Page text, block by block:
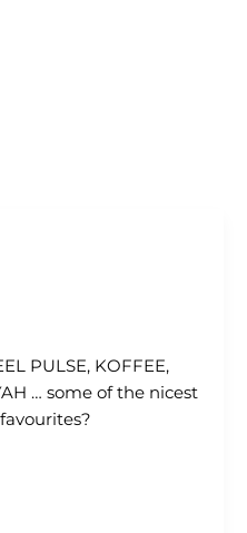
PULSE, KOFFEE,
… some of the nicest